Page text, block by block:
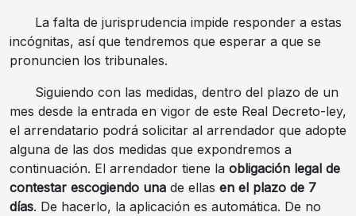
La falta de jurisprudencia impide responder a estas
incógnitas, así que tendremos que esperar a que se
pronuncien los tribunales.
Siguiendo con las medidas, dentro del plazo de un
mes desde la entrada en vigor de este Real Decreto-ley,
el arrendatario podrá solicitar al arrendador que adopte
alguna de las dos medidas que expondremos a
continuación. El arrendador tiene la obligación legal de
contestar escogiendo una de ellas en el plazo de 7
días. De hacerlo, la aplicación es automática. De no